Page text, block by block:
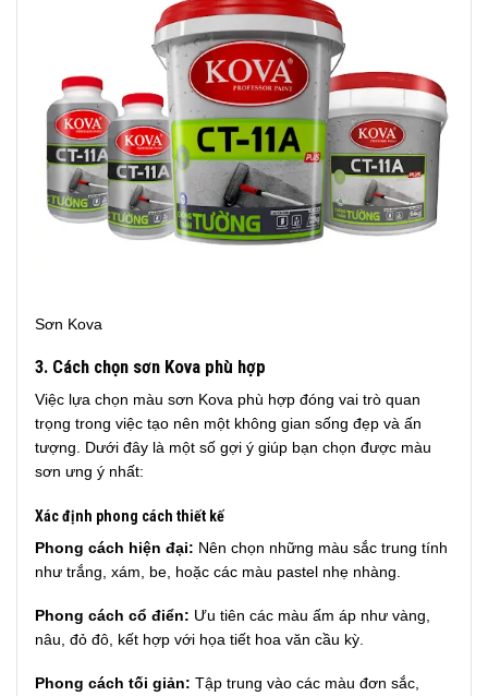
Sơn Kova
3. Cách chọn sơn Kova phù hợp
Việc lựa chọn màu sơn Kova phù hợp đóng vai trò quan
trọng trong việc tạo nên một không gian sống đẹp và ấn
tượng. Dưới đây là một số gợi ý giúp bạn chọn được màu
sơn ưng ý nhất:
Xác định phong cách thiết kế
Phong cách hiện đại: Nên chọn những màu sắc trung tính
như trắng, xám, be, hoặc các màu pastel nhẹ nhàng.
Phong cách cổ điển: Ưu tiên các màu ấm áp như vàng,
nâu, đỏ đô, kết hợp với họa tiết hoa văn cầu kỳ.
Phong cách tối giản: Tập trung vào các màu đơn sắc,